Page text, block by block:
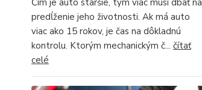
Čím je auto staršie, tým viac musí dbať na
predĺženie jeho životnosti. Ak má auto
viac ako 15 rokov, je čas na dôkladnú
kontrolu. Ktorým mechanickým č... čítať
celé